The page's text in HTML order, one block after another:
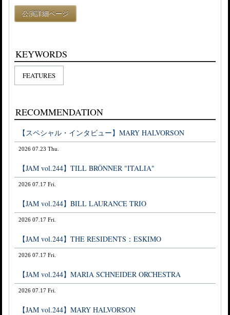
公演詳細ページ
KEYWORDS
FEATURES
RECOMMENDATION
【スペシャル・インタビュー】MARY HALVORSON
2026 07.23 Thu.
【JAM vol.244】TILL BRÖNNER "ITALIA"
2026 07.17 Fri.
【JAM vol.244】BILL LAURANCE TRIO
2026 07.17 Fri.
【JAM vol.244】THE RESIDENTS：ESKIMO
2026 07.17 Fri.
【JAM vol.244】MARIA SCHNEIDER ORCHESTRA
2026 07.17 Fri.
【JAM vol.244】MARY HALVORSON